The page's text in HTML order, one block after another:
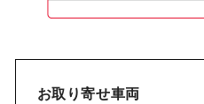
お取り寄せ車両